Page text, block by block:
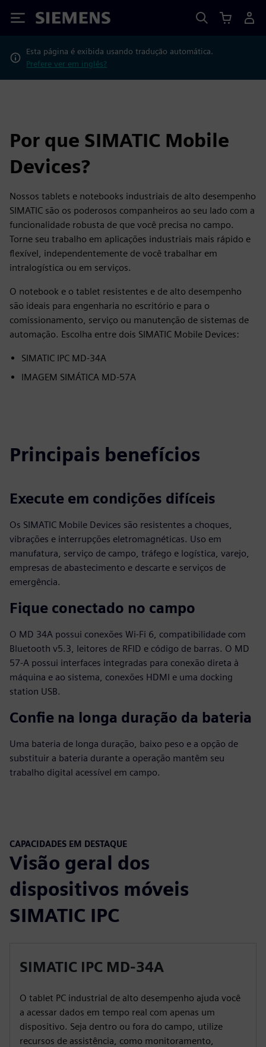
Siemens
Esta página é exibida usando tradução automática.
Prefere ver em inglês?
Por que SIMATIC Mobile
Devices?
Nossos tablets e notebooks industriais de alto desempenho
SIMATIC são os poderosos companheiros ao seu lado com a
funcionalidade robusta de que você precisa no campo.
Torne seu trabalho em aplicações industriais mais rápido e
flexível, independentemente de você trabalhar em
intralogística ou em serviços.
O notebook e o tablet resistentes e de alto desempenho
são ideais para engenharia no escritório e para o
comissionamento, serviço ou manutenção de sistemas de
automação. Escolha entre dois SIMATIC Mobile Devices:
SIMATIC IPC MD-34A
IMAGEM SIMÁTICA MD-57A
Principais benefícios
Execute em condições difíceis
Os SIMATIC Mobile Devices são resistentes a choques,
vibrações e interrupções eletromagnéticas. Uso em
manufatura, serviço de campo, tráfego e logística, varejo,
empresas de abastecimento e descarte e serviços de
emergência.
Fique conectado no campo
O MD 34A possui conexões Wi-Fi 6, compatibilidade com
Bluetooth v5.3, leitores de RFID e código de barras. O MD
57-A possui interfaces integradas para conexão direta à
máquina e ao sistema, conexões HDMI e uma docking
station USB.
Confie na longa duração da bateria
Uma bateria de longa duração, baixo peso e a opção de
substituir a bateria durante a operação mantêm seu
trabalho digital acessível em campo.
CAPACIDADES EM DESTAQUE
Visão geral dos
dispositivos móveis
SIMATIC IPC
SIMATIC IPC MD-34A
O tablet PC industrial de alto desempenho ajuda você
a acessar dados em tempo real com apenas um
dispositivo. Seja dentro ou fora do campo, utilize
recursos de assistência, como monitoramento,